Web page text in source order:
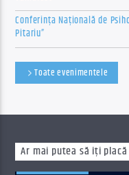
Conferința Națională de
Pitariu”
Toate evenimentele
Ar mai putea să îți placă